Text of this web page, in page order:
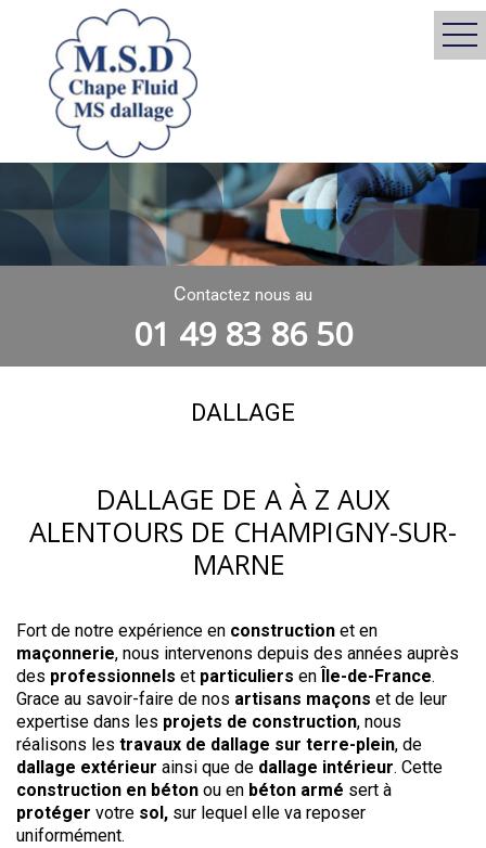
Contactez nous au
01 49 83 86 50
DALLAGE
DALLAGE DE A À Z AUX
ALENTOURS DE CHAMPIGNY-SUR-
MARNE
Fort de notre expérience en construction et en
maçonnerie, nous intervenons depuis des années auprès
des professionnels et particuliers en Île-de-France.
Grace au savoir-faire de nos artisans maçons et de leur
expertise dans les projets de construction, nous
réalisons les travaux de dallage sur terre-plein, de
dallage extérieur ainsi que de dallage intérieur. Cette
construction en béton ou en béton armé sert à
protéger votre sol, sur lequel elle va reposer
uniformément.